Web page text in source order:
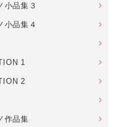
小品集３
小品集４
1
2
作品集